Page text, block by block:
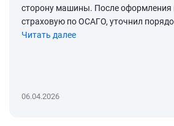
сторону машины. После оформления
страховую по ОСАГО, уточнил
Читать далее
06.04.2026